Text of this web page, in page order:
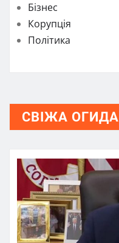
Бізнес
Корупція
Політика
СВІЖА ОГИДА